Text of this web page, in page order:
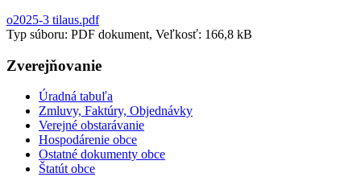
o2025-3 tilaus.pdf
Typ súboru: PDF dokument, Veľkosť: 166,8 kB
Zverejňovanie
Úradná tabuľa
Zmluvy, Faktúry, Objednávky
Verejné obstarávanie
Hospodárenie obce
Ostatné dokumenty obce
Štatút obce